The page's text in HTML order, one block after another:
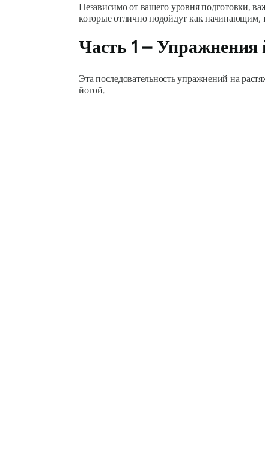
Независимо от вашего уровня подготовки,
которые отлично подойдут как
Часть 1 –
Эта последовательность упражнений на
йогой.